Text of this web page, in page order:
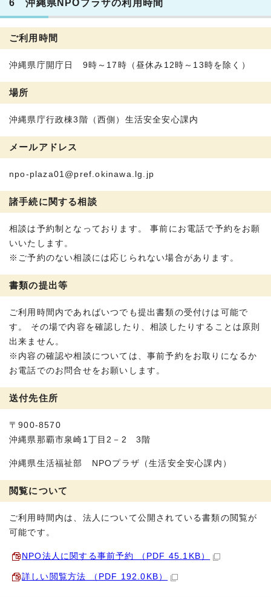
6 沖縄県NPOプラザの利用時間
ご利用時間
沖縄県庁開庁日 9時～17時（昼休み12時～13時を除く）
場所
沖縄県庁行政棟3階（西側）生活安全安心課内
メールアドレス
npo-plaza01@pref.okinawa.lg.jp
諸手続に関する相談
相談は予約制となっております。 事前にお電話で予約をお願
いいたします。
※ご予約のない相談には応じられない場合があります。
書類の提出等
ご利用時間内であればいつでも提出書類の受付けは可能で
す。 その場で内容を確認したり、相談したりすることは原則
出来ません。
※内容の確認や相談については、事前予約をお取りになるか
お電話でのお問合せをお願いします。
送付先住所
〒900-8570
沖縄県那覇市泉崎1丁目2－2 3階
沖縄県生活福祉部 NPOプラザ（生活安全安心課内）
閲覧について
ご利用時間内は、法人について公開されている書類の閲覧が
可能です。
NPO法人に関する事前予約 （PDF 45.1KB）
詳しい閲覧方法 （PDF 192.0KB）